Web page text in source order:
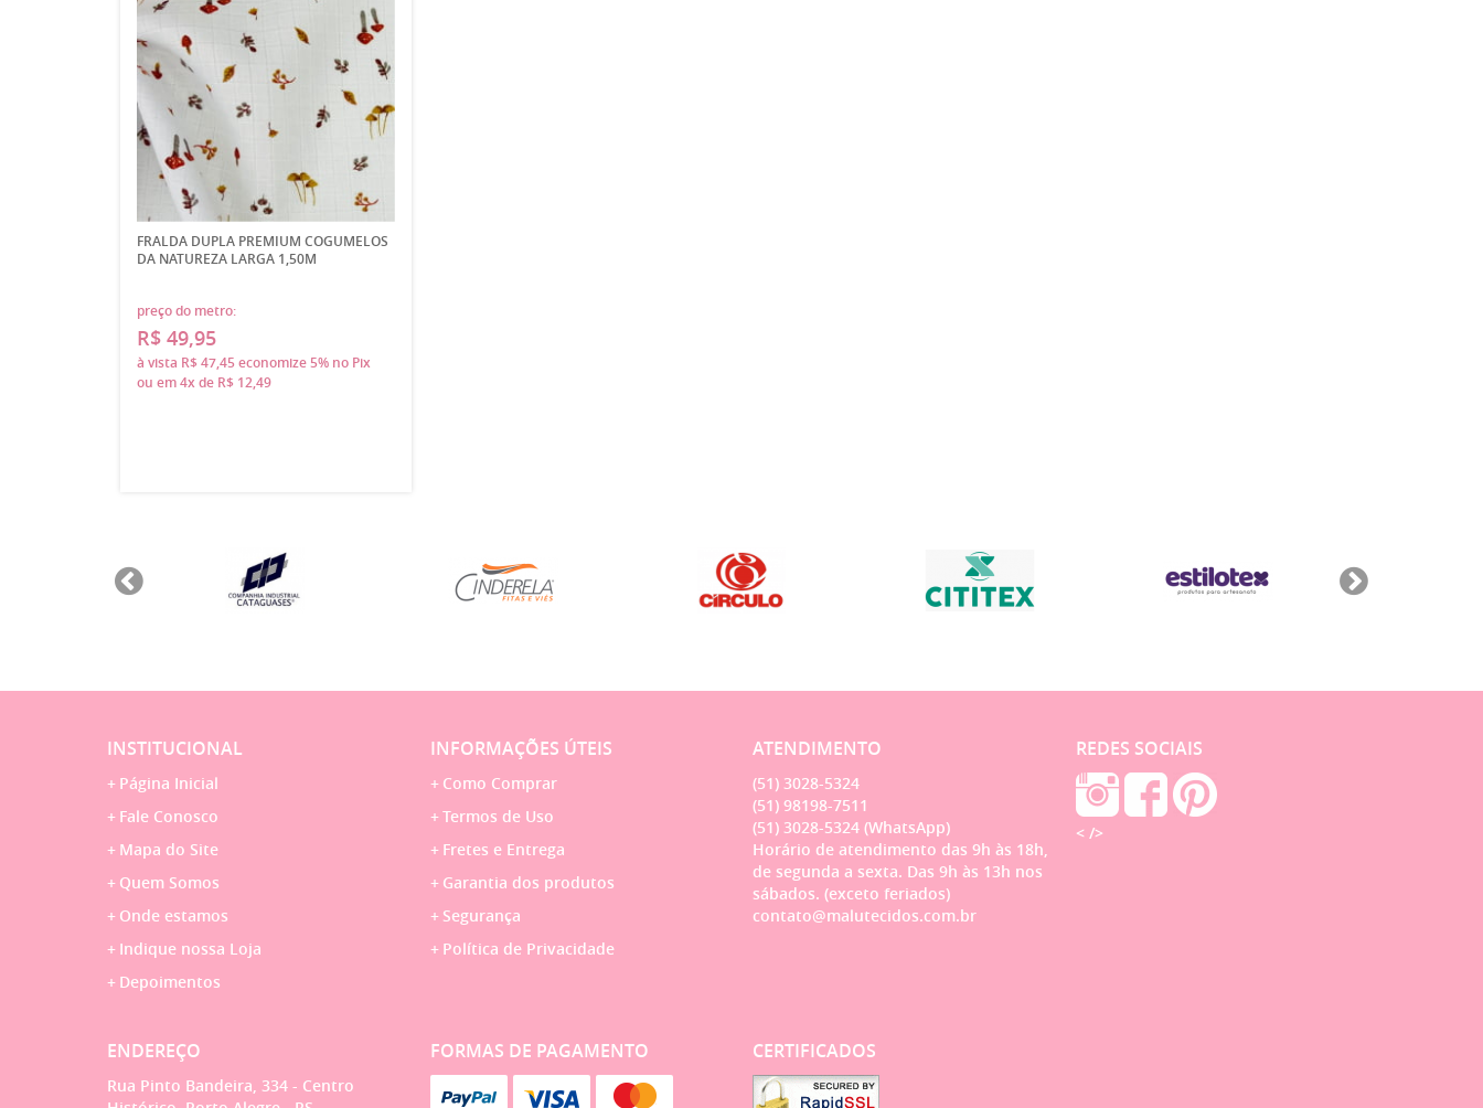
FRALDA DUPLA PREMIUM COGUMELOS
DA NATUREZA LARGA 1,50M
preço do metro:
R$ 49,95
à vista R$ 47,45economize5% no Pix
ou em4x de R$ 12,49
INSTITUCIONAL
Página Inicial
Fale Conosco
Mapa do Site
Quem Somos
Onde estamos
Indique nossa Loja
Depoimentos
INFORMAÇÕES ÚTEIS
Como Comprar
Termos de Uso
Fretes e Entrega
Garantia dos produtos
Segurança
Política de Privacidade
ATENDIMENTO
(51) 3028-5324
(51) 98198-7511
(51) 3028-5324 (WhatsApp)
Horário de atendimento das 9h às 18h,
de segunda a sexta. Das 9h às 13h nos
sábados. (exceto feriados)
contato@malutecidos.com.br
REDES SOCIAIS
< />
ENDEREÇO
Rua Pinto Bandeira, 334 - Centro
FORMAS DE PAGAMENTO CERTIFICADOS